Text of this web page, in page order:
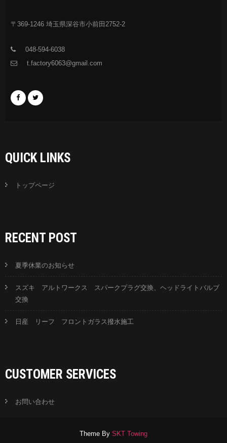
〒369-1246 埼玉県深谷市小前田2752-2
048-594-6038
t.factory6063@gmail.com
QUICK LINKS
トップページ
RECENT POST
夏季休業のお知らせ
スズキ アルトワークス スパークプラグ交換、ヘッドライトバルブ
交換
日産 リーフ フロントガラス撥水施工
CUSTOMER SERVICES
お問い合わせ
Theme By SKT Towing